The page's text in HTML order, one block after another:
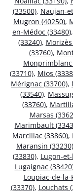
(33500), Naujan-
Mugron (40250),
en-Médoc (33480),
(33240),
(33760),
Monprimblanc
(33710), Mios
Mérignac (33700),
(33540),
(33760),
Marsas
Marimbault
Marcillac (33860),
Maransin (33230)
(33830), Lugon-
Lugaignac
Loupiac-de-la-
(33370), Louchats